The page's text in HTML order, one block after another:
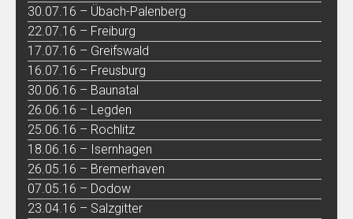
30.07.16 – Übach-Palenberg
22.07.16 – Freiburg
17.07.16 – Greifswald
16.07.16 – Freusburg
30.06.16 – Baunatal
26.06.16 – Legden
25.06.16 – Rochlitz
18.06.16 – Isernhagen
26.05.16 – Bremerhaven
07.05.16 – Dodow
23.04.16 – Salzgitter